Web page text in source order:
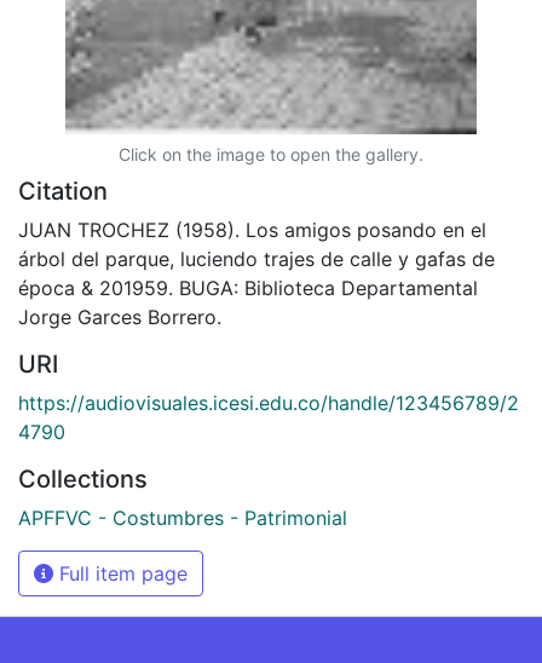
Click on the image to open the gallery.
Citation
JUAN TROCHEZ (1958). Los amigos posando en el
árbol del parque, luciendo trajes de calle y gafas de
época & 201959. BUGA: Biblioteca Departamental
Jorge Garces Borrero.
URI
https://audiovisuales.icesi.edu.co/handle/123456789/2
4790
Collections
APFFVC - Costumbres - Patrimonial
Full item page